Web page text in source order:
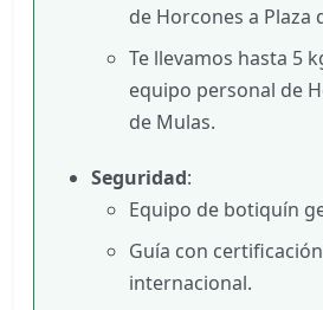
de Horcones a Plaza
Te llevamos hasta 5
equipo personal de
de Mulas.
Seguridad:
Equipo de botiquín
Guía con certificación
internacional.